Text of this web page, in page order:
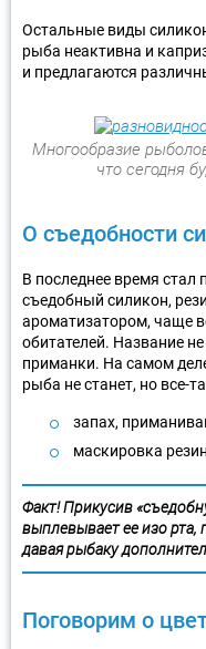
Остальные виды
рыба неактивна и
и предлагаются
Многообразие
что сегодня
О съедобности
В последнее время
съедобный силикон,
ароматизатором, чаще
обитателей. Название
приманки. На самом
рыба не станет, но все-
запах,
маскировка
Факт! Прикусив
выплевывает ее изо рта,
давая рыбаку
Поговорим о